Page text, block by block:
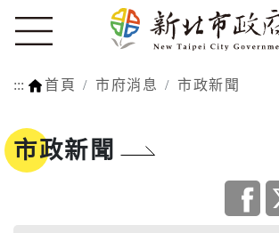
::: 首頁 市府消息 市政新聞
市政新聞